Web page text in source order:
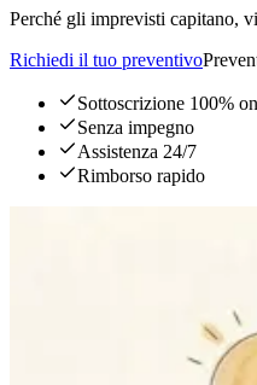
Perché gli imprevisti capitano,
Richiedi il tuo preventivo
Sottoscrizione 100%
Senza impegno
Assistenza 24/7
Rimborso rapido